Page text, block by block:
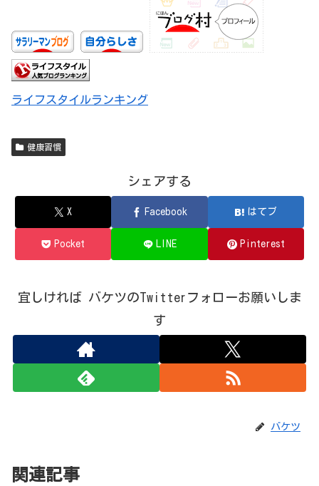
ライフスタイルランキング
健康習慣
シェアする
X Facebook はてブ
Pocket LINE Pinterest
宜しければ バケツのTwitterフォローお願いしま
す
バケツ
関連記事